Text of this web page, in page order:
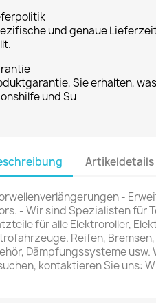
und genaue
Sie erhalten,
und Su
Artikeldetails
-
- Wir sind Spezialisten für
für alle Elektroroller,
Reifen,
Dämpfungssysteme
kontaktieren Sie uns: